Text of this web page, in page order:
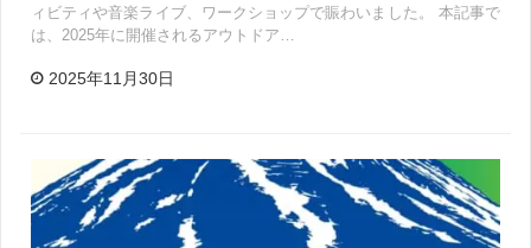
ィビティや音楽ライブ、ワークショップで賑わいました。 本記事で
は、2025年に開催されるアウトドア…
2025年11月30日